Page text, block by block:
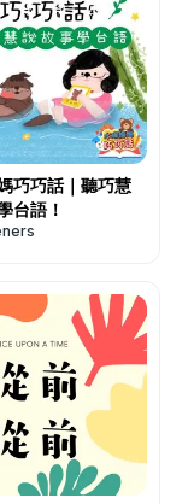
巧巧話｜聽巧慧
台語！